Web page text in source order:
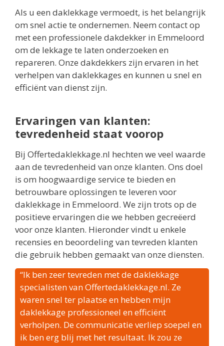
Als u een daklekkage vermoedt, is het belangrijk
om snel actie te ondernemen. Neem contact op
met een professionele dakdekker in Emmeloord
om de lekkage te laten onderzoeken en
repareren. Onze dakdekkers zijn ervaren in het
verhelpen van daklekkages en kunnen u snel en
efficiënt van dienst zijn.
Ervaringen van klanten:
tevredenheid staat voorop
Bij Offertedaklekkage.nl hechten we veel waarde
aan de tevredenheid van onze klanten. Ons doel
is om hoogwaardige service te bieden en
betrouwbare oplossingen te leveren voor
daklekkage in Emmeloord. We zijn trots op de
positieve ervaringen die we hebben gecreëerd
voor onze klanten. Hieronder vindt u enkele
recensies en beoordeling van tevreden klanten
die gebruik hebben gemaakt van onze diensten.
“Ik ben zeer tevreden met de daklekkage
specialisten van Offertedaklekkage.nl. Ze
waren snel ter plaatse en hebben mijn
daklekkage professioneel en efficiënt
verholpen. De communicatie verliep soepel en
ik ben erg blij met het resultaat. Ik zou ze